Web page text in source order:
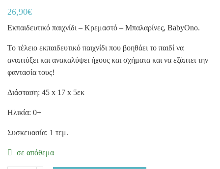
26,90€
Εκπαιδευτικό παιχνίδι – Κρεμαστό – Μπαλαρίνες, BabyOno.
Το τέλειο εκπαιδευτικό παιχνίδι που βοηθάει το παιδί να
αναπτύξει και ανακαλύψει ήχους και σχήματα και να εξάπτει την
φαντασία τους!
Διάσταση: 45 x 17 x 5εκ
Ηλικία: 0+
Συσκευασία: 1 τεμ.
σε απόθεμα